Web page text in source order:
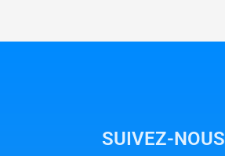
SUIVEZ-NOUS